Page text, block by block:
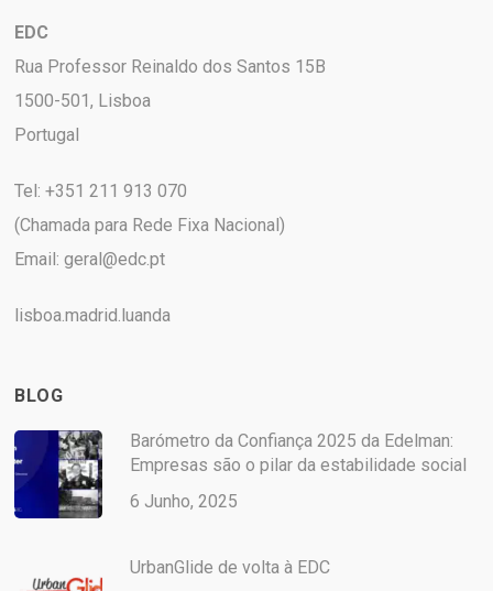
EDC
Rua Professor Reinaldo dos Santos 15B
1500-501, Lisboa
Portugal
Tel: +351 211 913 070
(Chamada para Rede Fixa Nacional)
Email:geral@edc.pt
lisboa.madrid.luanda
BLOG
Barómetro da Confiança 2025 da Edelman:
Empresas são o pilar da estabilidade social
6 Junho, 2025
UrbanGlide de volta à EDC